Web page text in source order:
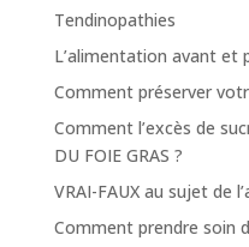
Tendinopathies
L’alimentation avant et
Comment préserver
Comment l’excès de
DU FOIE GRAS ?
VRAI-FAUX au sujet de
Comment prendre soin